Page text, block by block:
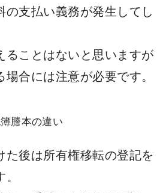
の支払い義務が発生してし
ることはないと思いますが
合には注意が必要です。
謄本の違い
た後は所有権移転の登記を